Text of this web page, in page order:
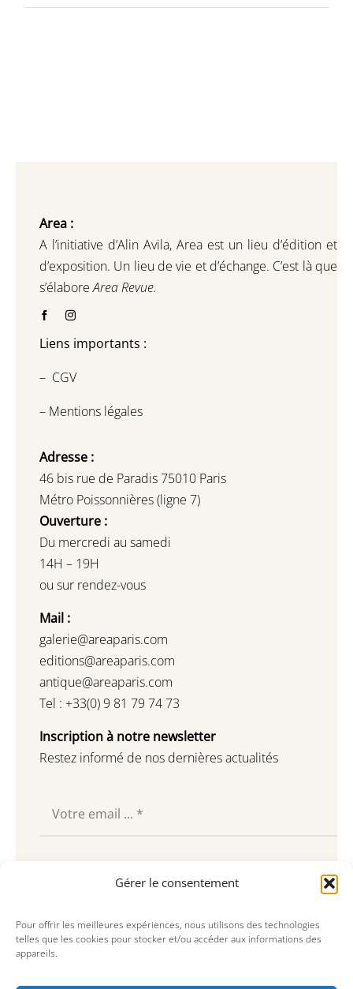
Gérer le consentement
Pour offrir les meilleures expériences, nous utilisons des technologies
telles que les cookies pour stocker et/ou accéder aux informations des
appareils.
Area :
A l’initiative d’Alin Avila, Area est un lieu d’édition et
d’exposition. Un lieu de vie et d’échange. C’est là que
s’élaboreArea Revue.
Liens importants :
– CGV
– Mentions légales
Adresse :
46 bis rue de Paradis 75010 Paris
Métro Poissonnières (ligne 7)
Ouverture :
Du mercredi au samedi
14H – 19H
ou sur rendez-vous
Mail :
galerie@areaparis.com
editions@areaparis.com
antique@areaparis.com
Tel : +33(0) 9 81 79 74 73
Inscription à notre newsletter
Restez informé de nos dernières actualités
Souscrire